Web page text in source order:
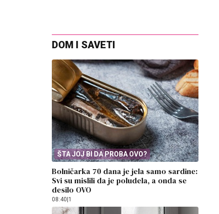
DOM I SAVETI
ŠTA JOJ BI DA PROBA OVO?
Bolničarka 70 dana je jela samo sardine:
Svi su mislili da je poludela, a onda se
desilo OVO
08:40 1